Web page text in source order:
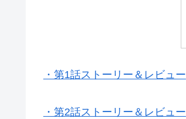
・第1話ストーリー＆レビュー
・第2話ストーリー＆レビュー